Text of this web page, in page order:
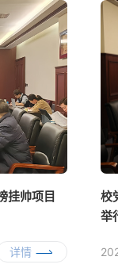
挂帅项目
详情
校
举